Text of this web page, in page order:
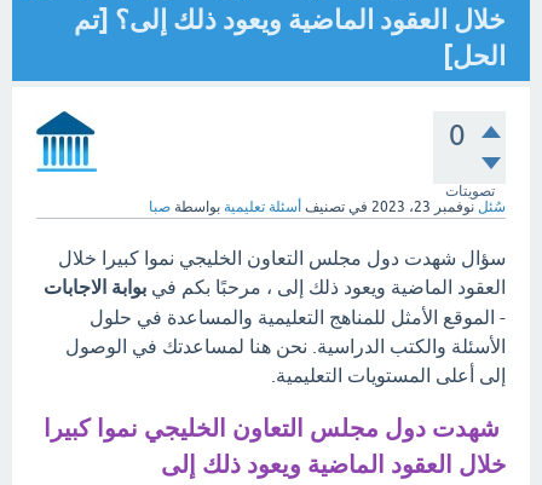
خلال العقود الماضية ويعود ذلك إلى؟ [تم
الحل]
0
تصويتات
سُئل نوفمبر 23، 2023 في تصنيف أسئلة تعليمية بواسطة صبا
سؤال شهدت دول مجلس التعاون الخليجي نموا كبيرا خلال
العقود الماضية ويعود ذلك إلى ، مرحبًا بكم في بوابة الاجابات
- الموقع الأمثل للمناهج التعليمية والمساعدة في حلول
الأسئلة والكتب الدراسية. نحن هنا لمساعدتك في الوصول
إلى أعلى المستويات التعليمية.
شهدت دول مجلس التعاون الخليجي نموا كبيرا
خلال العقود الماضية ويعود ذلك إلى